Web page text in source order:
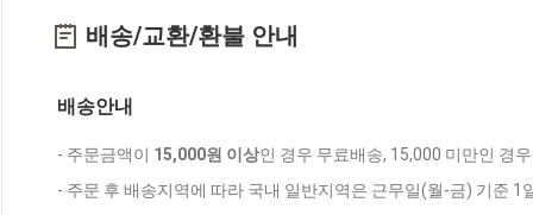
배송/교환/환불 안내
배송안내
- 주문금액이 15,000원 이상인 경우 무료배송, 15,000 미만인 경
- 주문 후 배송지역에 따라 국내 일반지역은 근무일(월-금) 기준